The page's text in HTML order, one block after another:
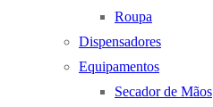
Roupa
Dispensadores
Equipamentos
Secador de Mãos